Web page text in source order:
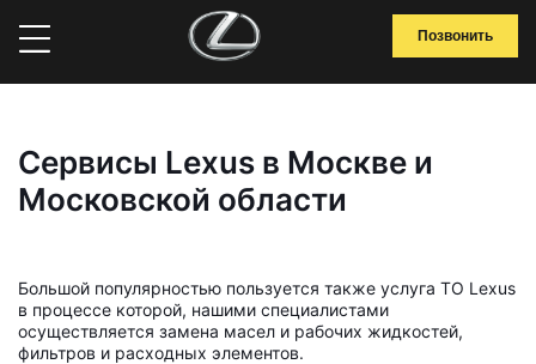
Позвонить
Сервисы Lexus в Москве и
Московской области
Большой популярностью пользуется также услуга ТО Lexus
в процессе которой, нашими специалистами
осуществляется замена масел и рабочих жидкостей,
фильтров и расходных элементов.